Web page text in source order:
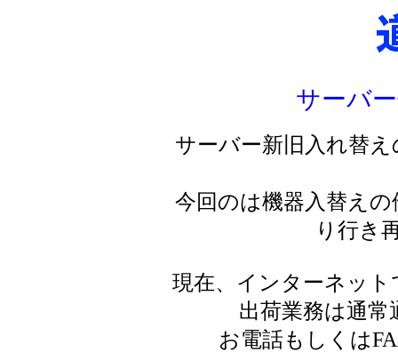
サーバ
サーバー新旧入れ替
今回のは機器入替え
り行き
現在、インターネッ
出荷業務は通
お電話もしくは